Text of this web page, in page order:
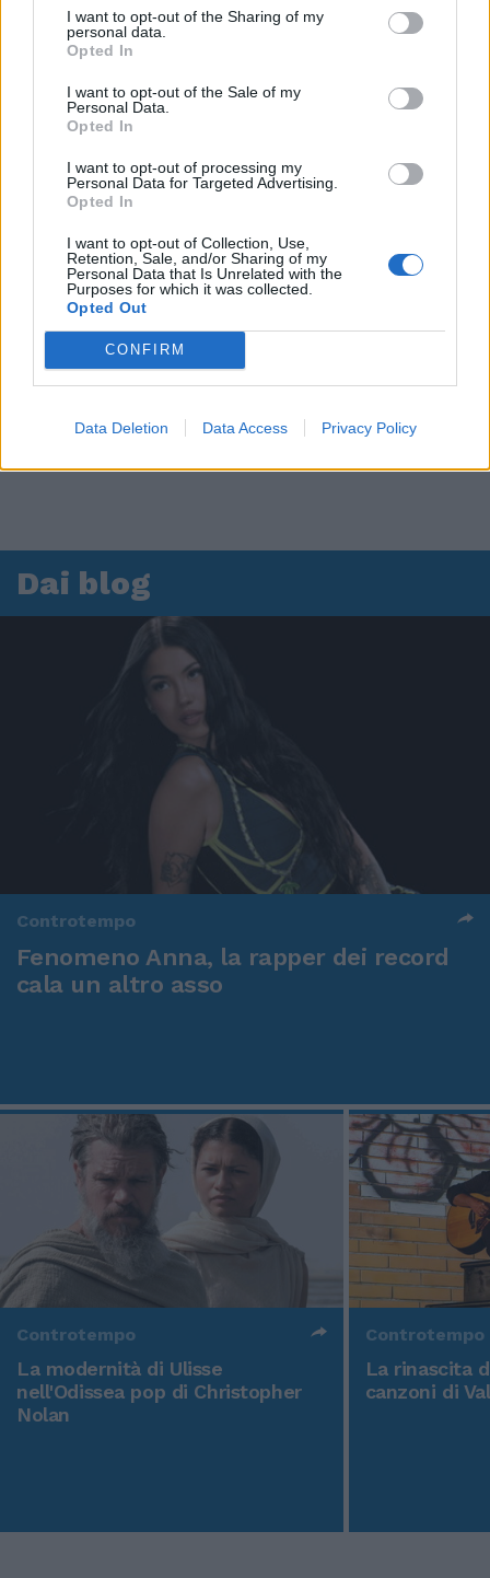
I want to opt-out of the Sharing of my
personal data.
Opted In
I want to opt-out of the Sale of my
Personal Data.
Opted In
I want to opt-out of processing my
Personal Data for Targeted Advertising.
Opted In
I want to opt-out of Collection, Use,
Retention, Sale, and/or Sharing of my
Personal Data that Is Unrelated with the
Purposes for which it was collected.
Opted Out
CONFIRM
Data Deletion Data Access Privacy Policy
Dai blog
Controtempo
Fenomeno Anna, la rapper dei record
cala un altro asso
Controtempo
La modernità di Ulisse
nell'Odissea pop di Christopher
Nolan
Controtempo
La rinascita
canzoni di